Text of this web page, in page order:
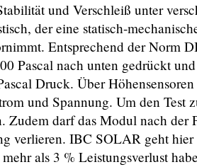
und Verschleiß unter
der eine statisch-
Entsprechend der Norm
Pascal nach unten gedrückt
Druck. Über
und Spannung. Um den
Zudem darf das Modul nach
verlieren. IBC SOLAR geht
als 3 % Leistungsverlust